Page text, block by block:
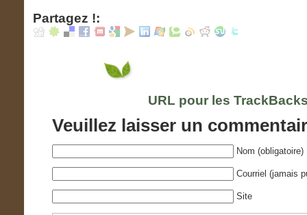
Partagez !:
URL pour les
Veuillez laisser un
Nom (obligatoire)
Courriel (jamais
Site